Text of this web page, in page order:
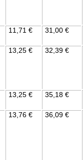
11,71 € 31,00 €
13,25 € 32,39 €
13,25 € 35,18 €
13,76 € 36,09 €